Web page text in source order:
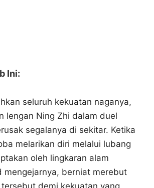
Ini:
seluruh kekuatan naganya,
lengan Ning Zhi dalam duel
segalanya di sekitar. Ketika
melarikan diri melalui lubang
oleh lingkaran alam
mengejarnya, berniat merebut
demi kekuatan yang